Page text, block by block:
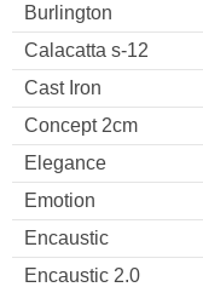
Burlington
Calacatta s-12
Cast Iron
Concept 2cm
Elegance
Emotion
Encaustic
Encaustic 2.0